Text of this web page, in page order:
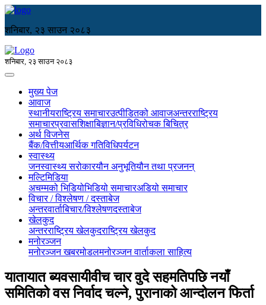
शनिबार, २३ साउन २०८३
शनिबार, २३ साउन २०८३
मुख्य पेज
आवाज
स्थानीयराष्ट्रिय समाचारउत्पीडितको आवाजअन्तरराष्ट्रिय
समाचारप्रवासशिक्षाबिज्ञान/प्रविधिरोचक बिचित्र
अर्थ विजनेस
बैंक/वित्तीयआर्थिक गतिविधिपर्यटन
स्वास्थ्य
जनस्वास्थ्य सरोकारयौन अनुभूतियौन तथा प्रजनन्
मल्टिमिडिया
अचम्मको भिडियोभिडियो समाचारअडियो समाचार
विचार / विश्लेषण / दस्ताबेज
अन्तरवार्ताबिचार/विश्लेषणदस्ताबेज
खेलकुद
अन्तरराष्ट्रिय खेलकुदराष्ट्रिय खेलकुद
मनोरञ्जन
मनोरञ्जन खबरमोडलमनोरञ्जन वार्ताकला साहित्य
यातायात ब्यवसायीवीच चार वुदे सहमतिपछि नयाँ
समितिको वस निर्वाद चल्ने, पुरानाको आन्दोलन फिर्ता